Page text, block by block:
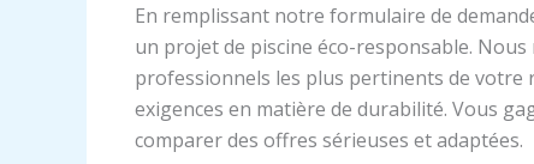
En remplissant notre formulaire de
un projet de piscine éco-responsable.
professionnels les plus pertinents de votre
exigences en matière de durabilité. Vous
comparer des offres sérieuses et adaptées.